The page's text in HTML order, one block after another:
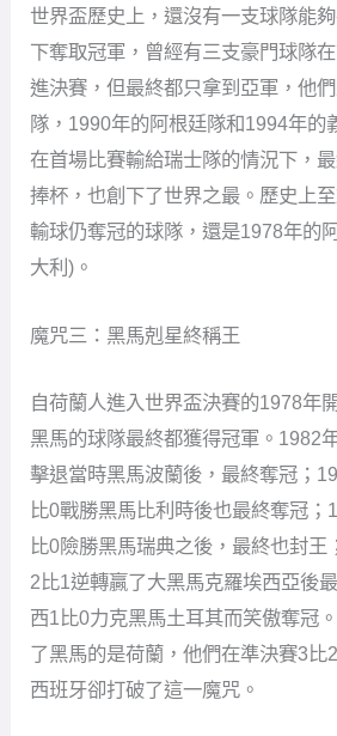
世界盃歷史上，還沒有一支球隊能
下奪取冠軍，曾經有三支豪門球隊
進決賽，但最終都只拿到亞軍，他
隊，1990年的阿根廷隊和1994年的
在首場比賽輸給瑞士隊的情況下，
捧杯，也創下了世界之最。歷史上
輸球仍奪冠的球隊，還是1978年的
大利)。
魔咒三：黑馬剋星終稱王
自荷蘭人進入世界盃決賽的1978年
黑馬的球隊最終都獲得冠軍。1982
擊退當時黑馬波蘭後，最終奪冠；
比0戰勝黑馬比利時後也最終奪冠；
比0險勝黑馬瑞典之後，最終也封王
2比1逆轉贏了大黑馬克羅埃西亞後
西1比0力克黑馬土耳其而笑傲奪冠
了黑馬的是荷蘭，他們在準決賽3比
西班牙卻打破了這一魔咒。